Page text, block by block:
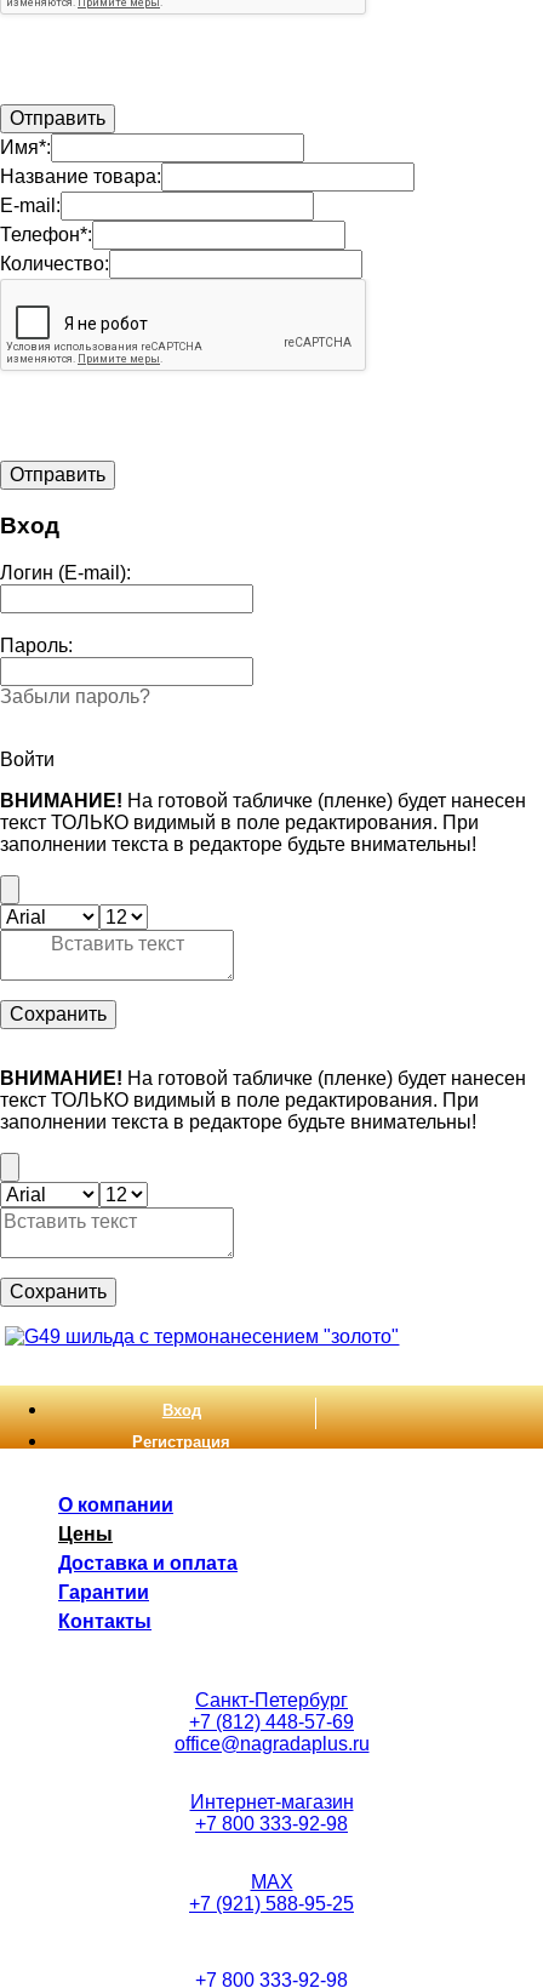
Имя*:
Название товара:
E-mail:
Телефон*:
Количество:
Вход
Логин (E-mail):
Пароль:
Забыли пароль?
Войти
ВНИМАНИЕ! На готовой табличке (пленке) будет нанесен
текст ТОЛЬКО видимый в поле редактирования. При
заполнении текста в редакторе будьте внимательны!
Сохранить
ВНИМАНИЕ! На готовой табличке (пленке) будет нанесен
текст ТОЛЬКО видимый в поле редактирования. При
заполнении текста в редакторе будьте внимательны!
Сохранить
Вход
Регистрация
О компании
Цены
Доставка и оплата
Гарантии
Контакты
Санкт-Петербург
+7 (812) 448-57-69
office@nagradaplus.ru
Интернет-магазин
+7 800 333-92-98
MAX
+7 (921) 588-95-25
+7 800 333-92-98